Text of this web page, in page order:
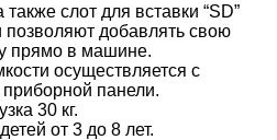
слот для вставки “SD”
добавлять свою
прямо в машине.
осуществляется с
панели.
30 кг.
от 3 до 8 лет.